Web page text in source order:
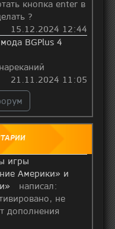
кнопка enter в
?
15.12.2024 12:44
BGPlus 4
21.11.2024 11:05
игры
Америки» и
написал:
не
дополнения